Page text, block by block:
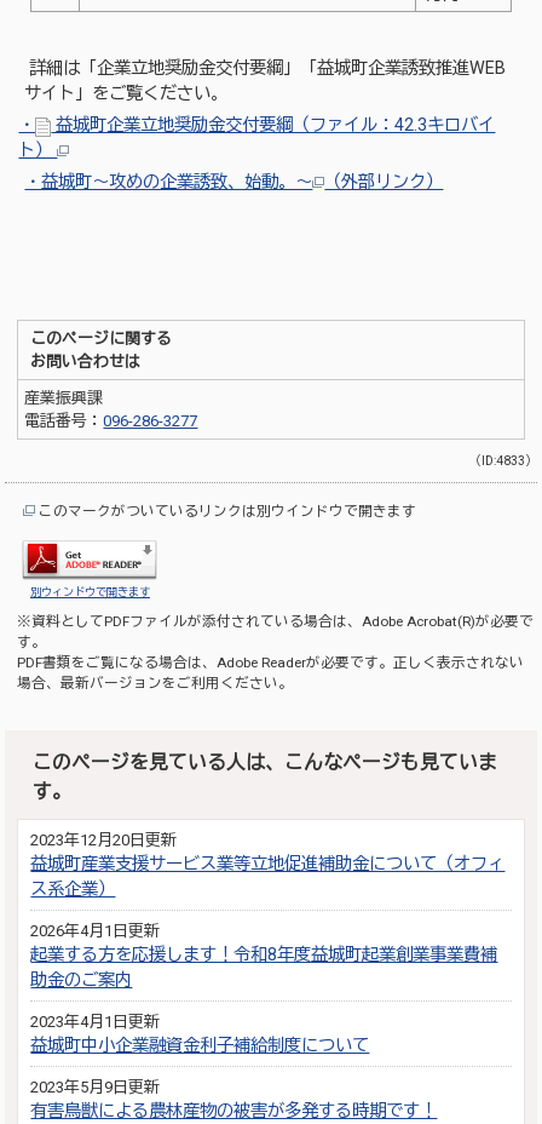
詳細は「企業立地奨励金交付要綱」「益城町企業誘致推進WEB
サイト」をご覧ください。
・
益城町企業立地奨励金交付要綱（ファイル：42.3キロバイ
ト）
・益城町〜攻めの企業誘致、始動。〜
（外部リンク）
このページに関する
お問い合わせは
産業振興課
電話番号：096-286-3277
（ID:4833）
このマークがついているリンクは別ウインドウで開きます
別ウィンドウで開きます
※資料としてPDFファイルが添付されている場合は、Adobe Acrobat(R)が必要で
す。
PDF書類をご覧になる場合は、Adobe Readerが必要です。正しく表示されない
場合、最新バージョンをご利用ください。
このページを見ている人は、こんなページも見ていま
す。
2023年12月20日更新
益城町産業支援サービス業等立地促進補助金について（オフィ
ス系企業）
2026年4月1日更新
起業する方を応援します！令和8年度益城町起業創業事業費補
助金のご案内
2023年4月1日更新
益城町中小企業融資金利子補給制度について
2023年5月9日更新
有害鳥獣による農林産物の被害が多発する時期です！